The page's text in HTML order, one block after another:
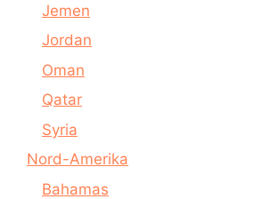
Jemen
Jordan
Oman
Qatar
Syria
Nord-Amerika
Bahamas